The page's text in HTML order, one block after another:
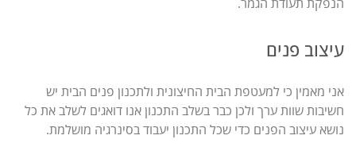
עיצוב פנים
אני מאמין כי למעטפת הבית החיצונית ולתכנון פנים הבית יש
חשיבות שוות ערך ולכן כבר בשלב התכנון אנו דואגים לשלב את כל
נושא עיצוב הפנים כדי שכל התכנון יעבוד בסינרגיה מושלמת.